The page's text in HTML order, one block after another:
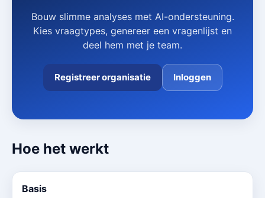
Bouw slimme analyses met AI-ondersteuning.
Kies vraagtypes, genereer een vragenlijst en
deel hem met je team.
Registreer organisatie Inloggen
Hoe het werkt
Basis